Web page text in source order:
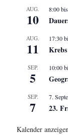
AUG.
10
8:00bis
AUG.
11
17:30
SEP.
5
10:00
SEP.
7
7.
23.
Kalender